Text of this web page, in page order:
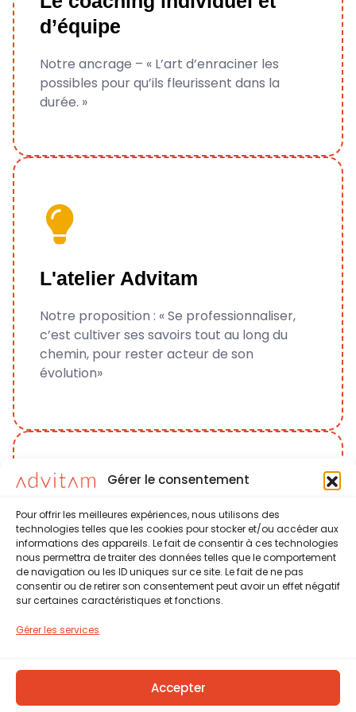
Gérer le consentement
Pour offrir les meilleures expériences, nous utilisons des
technologies telles que les cookies pour stocker et/ou accéder aux
informations des appareils. Le fait de consentir à ces technologies
nous permettra de traiter des données telles que le comportement
de navigation ou les ID uniques sur ce site. Le fait de ne pas
consentir ou de retirer son consentement peut avoir un effet négatif
sur certaines caractéristiques et fonctions.
Gérer les services
Accepter
d’équipe
Notre ancrage – « L’art d’enraciner les
possibles pour qu’ils fleurissent dans la
durée. »
renforcer les liens pour relever les défis
En savoir plus
L'atelier Advitam
Notre proposition : « Se professionnaliser,
c’est cultiver ses savoirs tout au long du
chemin, pour rester acteur de son
évolution»
questionner vos pratiques et faire évoluer
En savoir plus
La fabrique
Notre contribution : « Les grandes idées
d’un échange authentique»
pédagogique pour co-créer et partager.
Ressourcerie vivante à destination des
professionnels du développement,
managers-leaders et de toute personne en
quête d’outils et d’inspiration.